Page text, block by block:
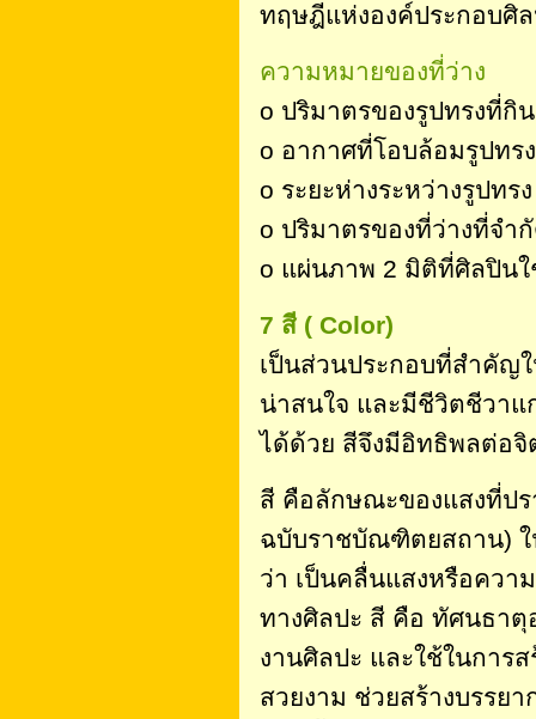
ทฤษฎีแห่งองค์ประกอบศิ
ความหมายของที่ว่าง
o ปริมาตรของรูปทรงที่กิ
o อากาศที่โอบล้อมรูปทรง
o ระยะห่างระหว่างรูปทร
o ปริมาตรของที่ว่างที่จำ
o แผ่นภาพ 2 มิติที่ศิลปินใ
7 สี ( Color)
เป็นส่วนประกอบที่สำคัญ
น่าสนใจ และมีชีวิตชีวาแ
ได้ด้วย สีจึงมีอิทธิพลต่อจิ
สี คือลักษณะของแสงที่ป
ฉบับราชบัณฑิตยสถาน) ใ
ว่า เป็นคลื่นแสงหรือควา
ทางศิลปะ สี คือ ทัศนธาตุ
งานศิลปะ และใช้ในการ
สวยงาม ช่วยสร้างบรรย